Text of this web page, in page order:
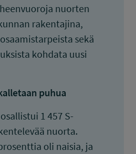
nuorten
rakentajina,
sekä
kohdata uusi
puhua
1 457 S-
nuorta.
oli naisia, ja